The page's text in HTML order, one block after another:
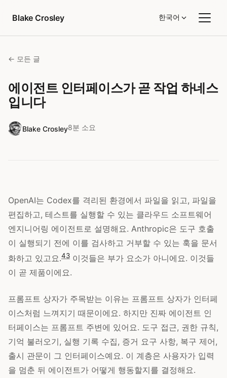
Blake Crosley
한국어
← 모든 글
에이전트 인터페이스가 곧 작업 하네스
입니다
Blake Crosley8분 소요
OpenAI는 Codex를 격리된 환경에서 파일을 읽고, 파일을
편집하고, 테스트를 실행할 수 있는 클라우드 소프트웨어
엔지니어링 에이전트로 설명해요. Anthropic은 도구 호출
이 실행되기 전에 이를 검사하고 거부할 수 있는 훅을 문서
화하고 있고요.43 이것들은 부가 요소가 아니에요. 이것들
이 곧 제품이에요.
프롬프트 상자가 주목받는 이유는 프롬프트 상자가 인터페
이스처럼 느껴지기 때문이에요. 하지만 진짜 에이전트 인
터페이스는 프롬프트 주변에 있어요. 도구 접근, 권한 규칙,
기억 불러오기, 실행 기록 수집, 증거 요구 사항, 복구 제어,
출시 관문이 그 인터페이스예요. 이 계층은 사용자가 입력
을 멈춘 뒤 에이전트가 어떻게 행동할지를 결정해요.